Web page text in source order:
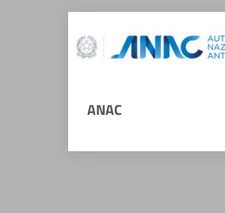
ANAC